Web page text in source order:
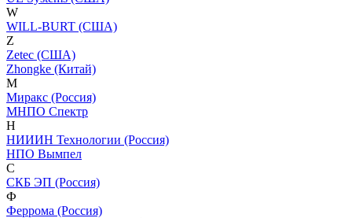
W
WILL-BURT (США)
Z
Zetec (США)
Zhongke (Китай)
М
Миракс (Россия)
МНПО Спектр
Н
НИИИН Технологии (Россия)
НПО Вымпел
С
СКБ ЭП (Россия)
Ф
Феррома (Россия)